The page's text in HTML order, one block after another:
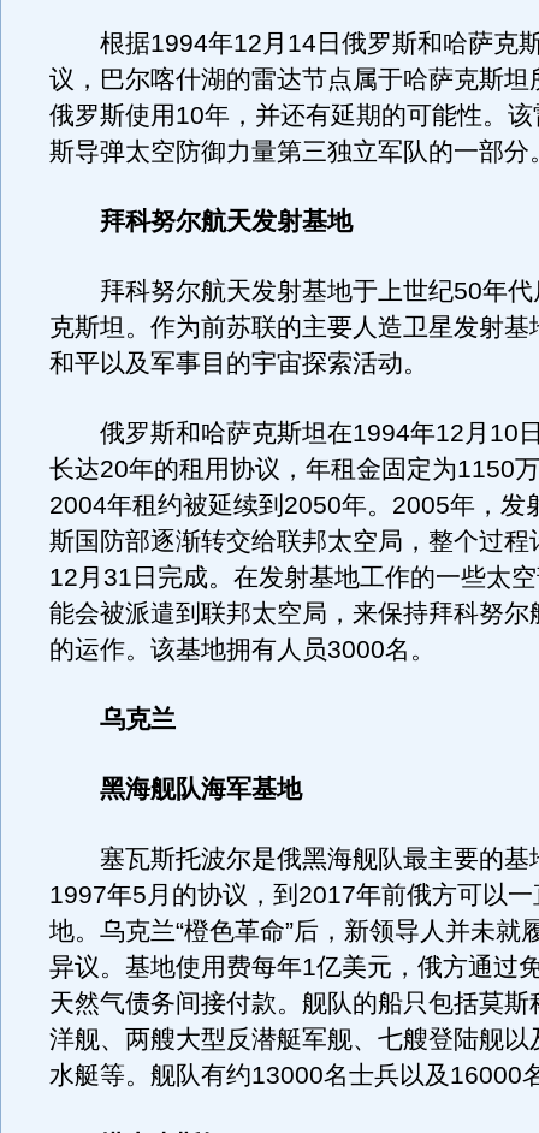
根据1994年12月14日俄罗斯和哈萨克
议，巴尔喀什湖的雷达节点属于哈萨克斯坦
俄罗斯使用10年，并还有延期的可能性。
斯导弹太空防御力量第三独立军队的一部分
拜科努尔航天发射基地
拜科努尔航天发射基地于上世纪50年代
克斯坦。作为前苏联的主要人造卫星发射基
和平以及军事目的宇宙探索活动。
俄罗斯和哈萨克斯坦在1994年12月10
长达20年的租用协议，年租金固定为1150
2004年租约被延续到2050年。2005年，发
斯国防部逐渐转交给联邦太空局，整个过
12月31日完成。在发射基地工作的一些太
能会被派遣到联邦太空局，来保持拜科努尔
的运作。该基地拥有人员3000名。
乌克兰
黑海舰队海军基地
塞瓦斯托波尔是俄黑海舰队最主要的基
1997年5月的协议，到2017年前俄方可以
地。乌克兰“橙色革命”后，新领导人并未就
异议。基地使用费每年1亿美元，俄方通过
天然气债务间接付款。舰队的船只包括莫斯
洋舰、两艘大型反潜艇军舰、七艘登陆舰以
水艇等。舰队有约13000名士兵以及16000